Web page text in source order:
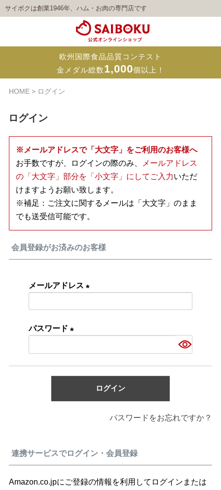
サイボクは創業1946年、ハム・お肉の専門店です
欧州国際食品品質コンテスト
金メダル総数1,000個以上！
HOME ログイン
ログイン
※メールアドレスで「大文字」をご利用のお客様へ
お手数ですが、ログインの際のみ、 メールアドレス
の「大文字」部分を「小文字」にしてご入力いただ
けますようお願い致します。
※補足：ご注文に関するメールは「大文字」のまま
でも送受信可能です。
会員登録がお済みのお客様
メールアドレス
パスワード
ログイン
パスワードをお忘れですか？
連携サービスでログイン・会員登録
Amazon.co.jpにご登録の情報を利用してログインまたは